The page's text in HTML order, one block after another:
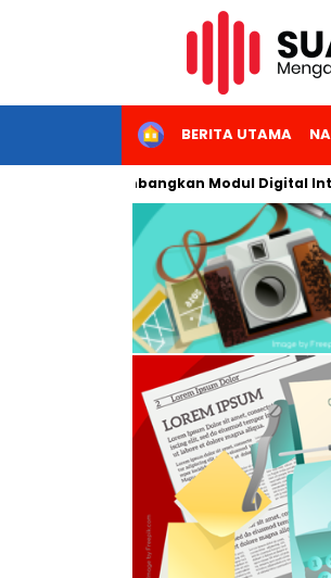
HOMEBERITA UTAMA
Jakarta Kembangkan Modul Digital